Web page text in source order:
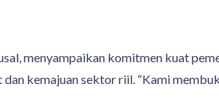
menyampaikan komitmen kuat
kemajuan sektor riil. “Kami